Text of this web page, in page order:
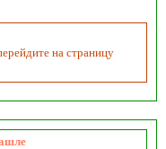
на страницу